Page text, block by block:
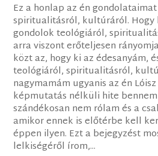
Ez a honlap az én
spiritualitásról, kultúráról. Hogy
gondolok teológiáról,
arra viszont erőteljesen
közt az, hogy ki az édesanyám,
teológiáról, spiritualitásról,
nagymamám ugyanis az én
képmutatás nélküli hite
szándékosan nem rólam és a
amikor ennek is előtérbe kell
éppen ilyen. Ezt a bejegyzést
lelkiségéről írom,...